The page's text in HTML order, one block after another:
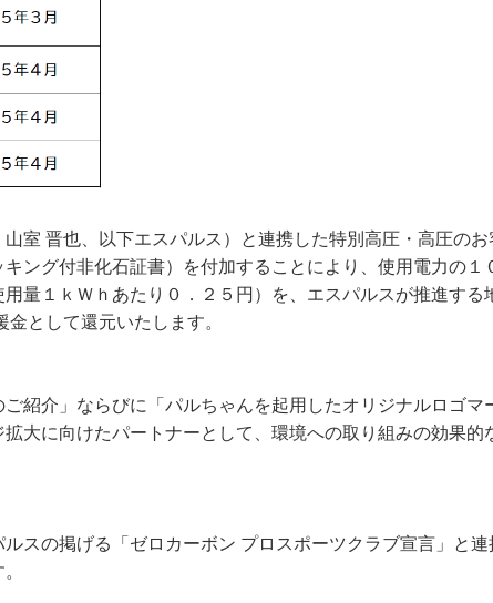
室 晋也、以下エスパルス）と連携した特別高圧・高圧のお
ング付非化石証書）を付加することにより、使用電力の１
量１ｋＷｈあたり０．２５円）を、エスパルスが推進する
として還元いたします。
紹介」ならびに「パルちゃんを起用したオリジナルロゴマ
大に向けたパートナーとして、環境への取り組みの効果的
スの掲げる「ゼロカーボン プロスポーツクラブ宣言」と連